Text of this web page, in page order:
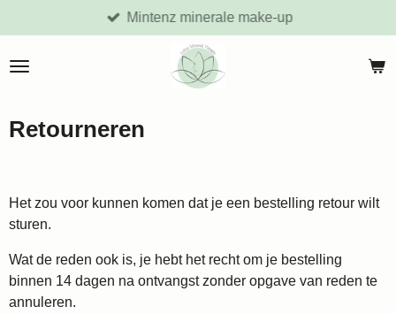
direct
naar
Mintenz minerale make-up
Retourneren
Het zou voor kunnen komen dat je een bestelling retour wilt
sturen.
Wat de reden ook is, je hebt het recht om je bestelling
binnen 14 dagen na ontvangst zonder opgave van reden te
annuleren.